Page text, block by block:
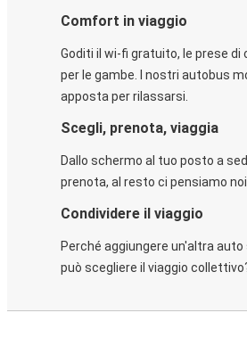
Comfort in viaggio
Goditi il wi-fi gratuito, le prese
per le gambe. I nostri autobus
apposta per rilassarsi.
Scegli, prenota, viaggia
Dallo schermo al tuo posto a
prenota, al resto ci pensiamo noi.
Condividere il viaggio
Perché aggiungere un'altra
può scegliere il viaggio